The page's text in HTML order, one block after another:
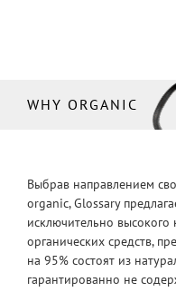
WHY ORGANIC
Выбрав направлением
organic, Glossary
исключительно высокого
органических средств,
на 95% состоят из
гарантированно не